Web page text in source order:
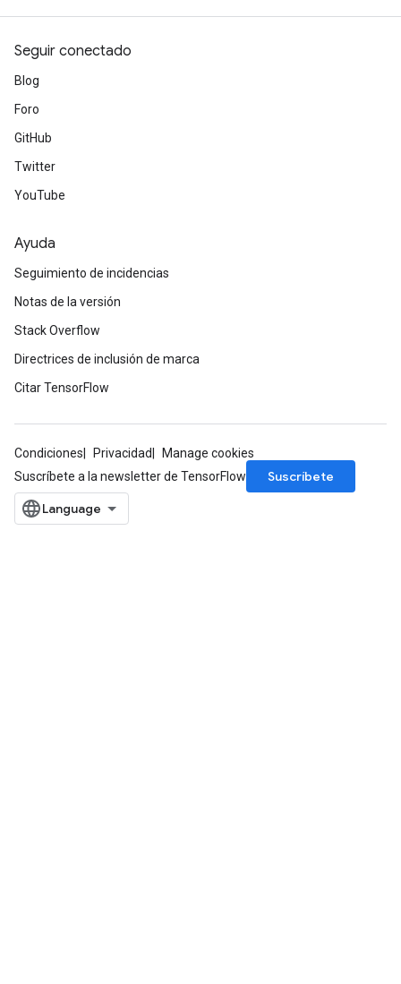
Seguir conectado
Blog
Foro
GitHub
Twitter
YouTube
Ayuda
Seguimiento de incidencias
Notas de la versión
Stack Overflow
Directrices de inclusión de marca
Citar TensorFlow
Condiciones Privacidad
Manage cookies
Suscríbete a la newsletter de TensorFlow
Suscríbete